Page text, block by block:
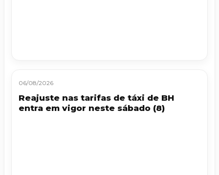
06/08/2026
Reajuste nas tarifas de táxi de BH
entra em vigor neste sábado (8)